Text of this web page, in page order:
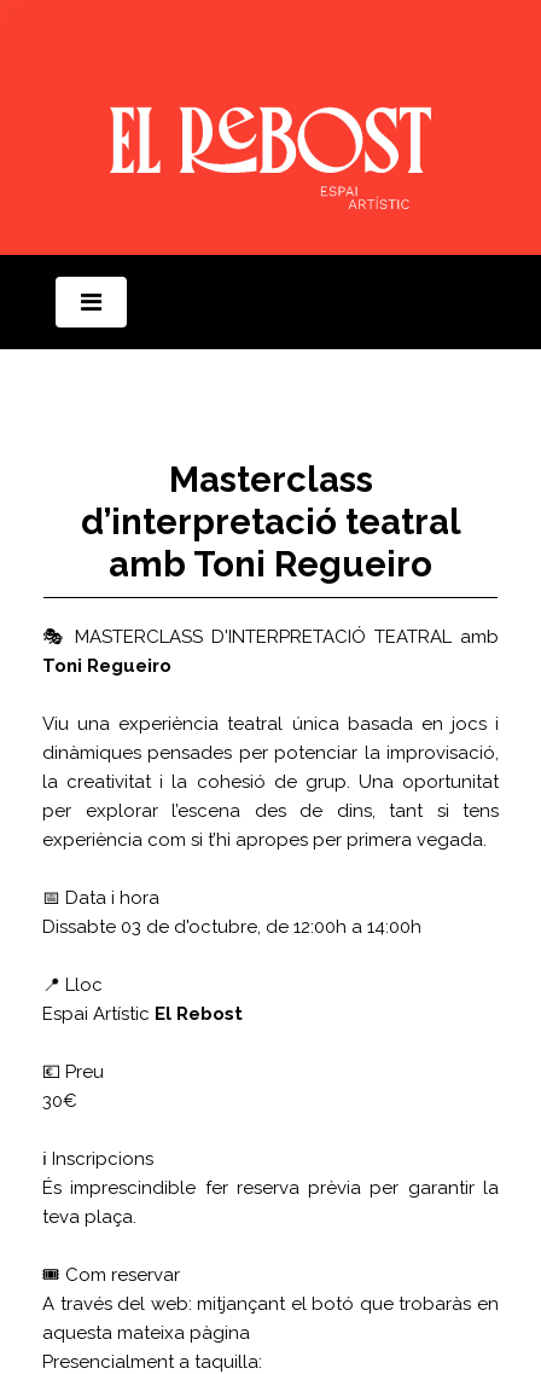
Masterclass
d’interpretació teatral
amb Toni Regueiro
🎭 MASTERCLASS D'INTERPRETACIÓ TEATRAL amb
Toni Regueiro
Viu una experiència teatral única basada en jocs i
dinàmiques pensades per potenciar la improvisació,
la creativitat i la cohesió de grup. Una oportunitat
per explorar l’escena des de dins, tant si tens
experiència com si t’hi apropes per primera vegada.
📅 Data i hora
Dissabte 03 de d'octubre, de 12:00h a 14:00h
📍 Lloc
Espai Artístic El Rebost
💶 Preu
30€
ℹ️ Inscripcions
És imprescindible fer reserva prèvia per garantir la
teva plaça.
🎟️ Com reservar
A través del web: mitjançant el botó que trobaràs en
aquesta mateixa pàgina
Presencialment a taquilla: